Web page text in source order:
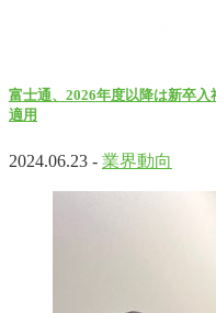
富士通、2026年度以降は新卒
適用
2024.06.23 - 業界動向